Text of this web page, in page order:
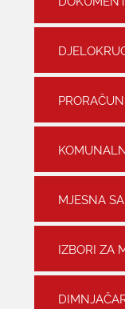
MJESNA
IZBORI ZA